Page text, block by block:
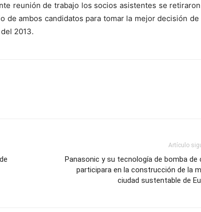
reunión de trabajo los socios asistentes se
de ambos candidatos para tomar la mejor decisión de
2013.
Artículo
Panasonic y su tecnología de bomba de
participara en la construcción de la
ciudad sustentable de